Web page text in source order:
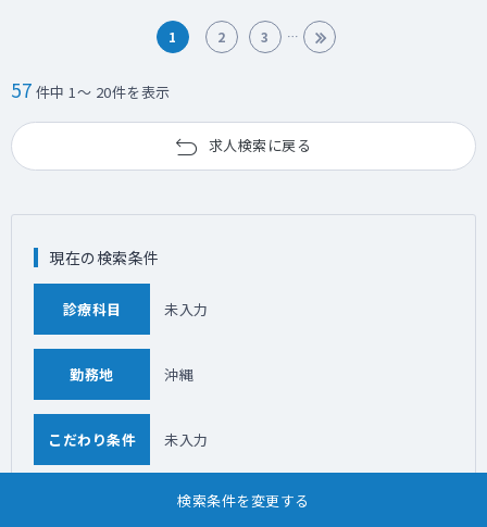
1 2 3
57 件中 1～ 20件を表示
求人検索に戻る
検索条件を変更する
現在の検索条件
診療科目 未入力
勤務地 沖縄
こだわり条件 未入力
「沖縄」の近隣エリアの求人情報を探す